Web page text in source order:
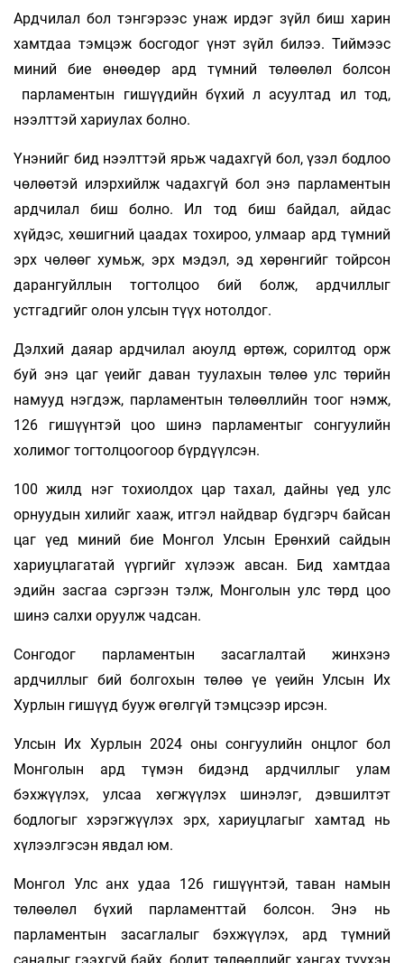
Ардчилал бол тэнгэрээс унаж ирдэг зүйл биш харин
хамтдаа тэмцэж босгодог үнэт зүйл билээ. Тиймээс
миний бие өнөөдөр ард түмний төлөөлөл болсон
парламентын гишүүдийн бүхий л асуултад ил тод,
нээлттэй хариулах болно.
Үнэнийг бид нээлттэй ярьж чадахгүй бол, үзэл бодлоо
чөлөөтэй илэрхийлж чадахгүй бол энэ парламентын
ардчилал биш болно. Ил тод биш байдал, айдас
хүйдэс, хөшигний цаадах тохироо, улмаар ард түмний
эрх чөлөөг хумьж, эрх мэдэл, эд хөрөнгийг тойрсон
дарангуйллын тогтолцоо бий болж, ардчиллыг
устгадгийг олон улсын түүх нотолдог.
Дэлхий даяар ардчилал аюулд өртөж, сорилтод орж
буй энэ цаг үеийг даван туулахын төлөө улс төрийн
намууд нэгдэж, парламентын төлөөллийн тоог нэмж,
126 гишүүнтэй цоо шинэ парламентыг сонгуулийн
холимог тогтолцоогоор бүрдүүлсэн.
100 жилд нэг тохиолдох цар тахал, дайны үед улс
орнуудын хилийг хааж, итгэл найдвар бүдгэрч байсан
цаг үед миний бие Монгол Улсын Ерөнхий сайдын
хариуцлагатай үүргийг хүлээж авсан. Бид хамтдаа
эдийн засгаа сэргээн тэлж, Монголын улс төрд цоо
шинэ салхи оруулж чадсан.
Сонгодог парламентын засаглалтай жинхэнэ
ардчиллыг бий болгохын төлөө үе үеийн Улсын Их
Хурлын гишүүд бууж өгөлгүй тэмцсээр ирсэн.
Улсын Их Хурлын 2024 оны сонгуулийн онцлог бол
Монголын ард түмэн бидэнд ардчиллыг улам
бэхжүүлэх, улсаа хөгжүүлэх шинэлэг, дэвшилтэт
бодлогыг хэрэгжүүлэх эрх, хариуцлагыг хамтад нь
хүлээлгэсэн явдал юм.
Монгол Улс анх удаа 126 гишүүнтэй, таван намын
төлөөлөл бүхий парламенттай болсон. Энэ нь
парламентын засаглалыг бэхжүүлэх, ард түмний